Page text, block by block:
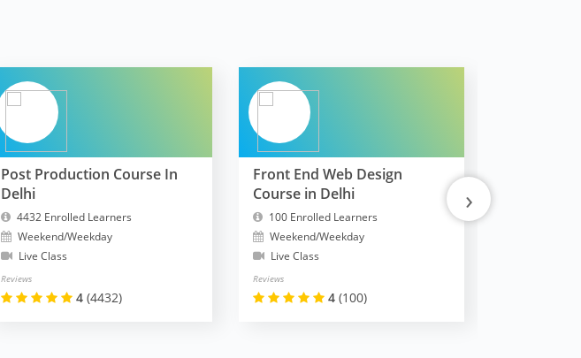
Post Production Course In
Delhi
4432 Enrolled Learners
Weekend/Weekday
Live Class
Reviews
4 (4432)
Front End Web Design
Course in Delhi
100 Enrolled Learners
Weekend/Weekday
Live Class
Reviews
4 (100)
›